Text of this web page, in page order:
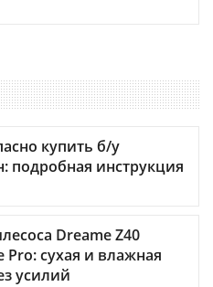
купить б/у
подробная инструкция
Dreame Z40
Pro: сухая и влажная
усилий